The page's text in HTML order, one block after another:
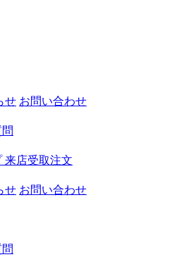
せ お問い合わせ
来店受取注文
せ お問い合わせ